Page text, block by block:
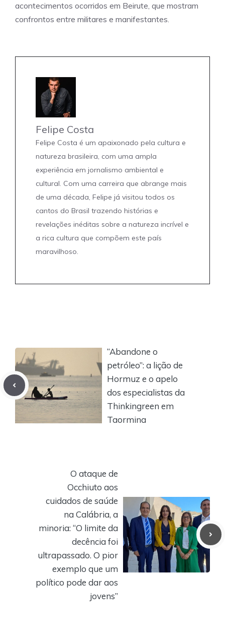
acontecimentos ocorridos em Beirute, que mostram
confrontos entre militares e manifestantes.
Felipe Costa
Felipe Costa é um apaixonado pela cultura e
natureza brasileira, com uma ampla
experiência em jornalismo ambiental e
cultural. Com uma carreira que abrange mais
de uma década, Felipe já visitou todos os
cantos do Brasil trazendo histórias e
revelações inéditas sobre a natureza incrível e
a rica cultura que compõem este país
maravilhoso.
“Abandone o
petróleo”: a lição de
Hormuz e o apelo
dos especialistas da
Thinkingreen em
Taormina
O ataque de
Occhiuto aos
cuidados de saúde
na Calábria, a
minoria: “O limite da
decência foi
ultrapassado. O pior
exemplo que um
político pode dar aos
jovens”